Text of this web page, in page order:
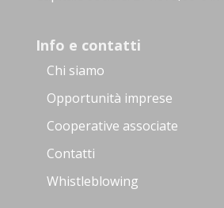
Info e contatti
Chi siamo
Opportunità imprese
Cooperative associate
Contatti
Whistleblowing